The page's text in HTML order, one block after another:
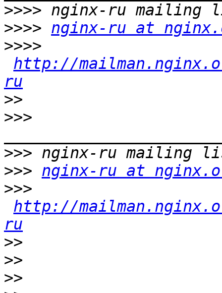
>>>>
>>>> nginx-ru at
>>>>
http://
ru
>>
>>>
>>>
>>> nginx-ru at
>>>
http://
ru
>>
>>
>>